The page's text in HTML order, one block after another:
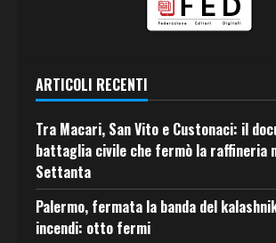
ARTICOLI RECENTI
Tra Macari, San Vito e Custonaci: il
battaglia civile che fermò la raffineria
Settanta
Palermo, fermata la banda del
incendi: otto fermi